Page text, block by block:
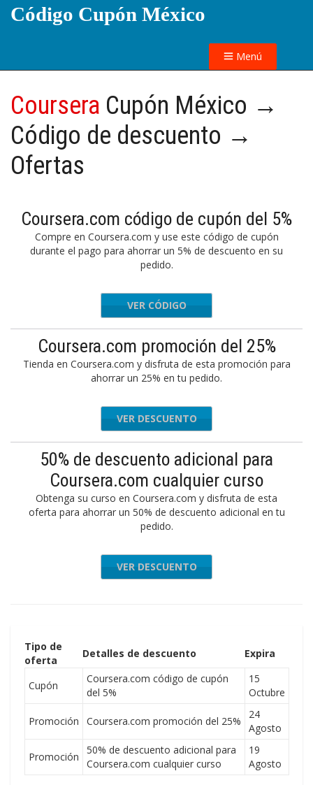
Código Cupón México
Menú
Coursera Cupón México →
Código de descuento →
Ofertas
Coursera.com código de cupón del 5%
Compre en Coursera.com y use este código de cupón
durante el pago para ahorrar un 5% de descuento en su
pedido.
SAVE5
VER CÓDIGO
Coursera.com promoción del 25%
Tienda en Coursera.com y disfruta de esta promoción para
ahorrar un 25% en tu pedido.
VER DESCUENTO
50% de descuento adicional para
Coursera.com cualquier curso
Obtenga su curso en Coursera.com y disfruta de esta
oferta para ahorrar un 50% de descuento adicional en tu
pedido.
VER DESCUENTO
Tipo de
oferta
Detalles de descuento Expira
Cupón
Coursera.com código de cupón
del 5%
15
Octubre
Promoción Coursera.com promoción del 25%
24
Agosto
Promoción
50% de descuento adicional para
Coursera.com cualquier curso
19
Agosto